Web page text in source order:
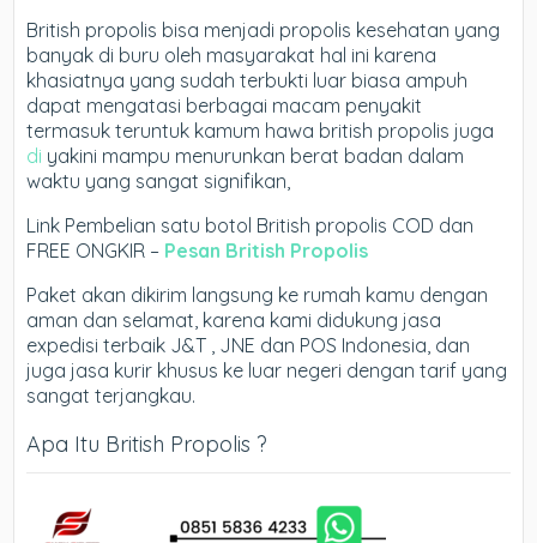
British propolis bisa menjadi propolis kesehatan yang
banyak di buru oleh masyarakat hal ini karena
khasiatnya yang sudah terbukti luar biasa ampuh
dapat mengatasi berbagai macam penyakit
termasuk teruntuk kamum hawa british propolis juga
di yakini mampu menurunkan berat badan dalam
waktu yang sangat signifikan,
Link Pembelian satu botol British propolis COD dan
FREE ONGKIR – Pesan British Propolis
Paket akan dikirim langsung ke rumah kamu dengan
aman dan selamat, karena kami didukung jasa
expedisi terbaik J&T , JNE dan POS Indonesia, dan
juga jasa kurir khusus ke luar negeri dengan tarif yang
sangat terjangkau.
Apa Itu British Propolis ?